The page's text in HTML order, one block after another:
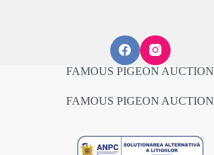
FAMOUS PIGEON AUCTION
FAMOUS PIGEON AUCTION